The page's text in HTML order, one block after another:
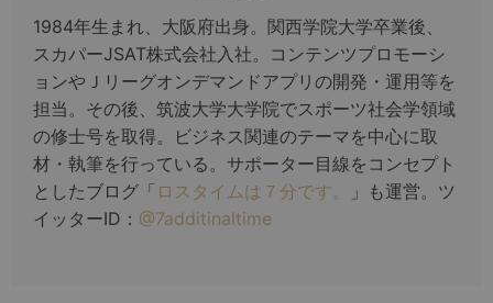
1984年生まれ、大阪府出身。関西学院大学卒業後、
スカパーJSAT株式会社入社。コンテンツプロモーシ
ョンやＪリーグオンデマンドアプリの開発・運用等を
担当。その後、筑波大学大学院でスポーツ社会学領域
の修士号を取得。ビジネス関連のテーマを中心に取
材・執筆を行っている。サポーター目線をコンセプト
としたブログ「 ロスタイムは７分です。
」も運営。ツ
イッターID： @7additinaltime